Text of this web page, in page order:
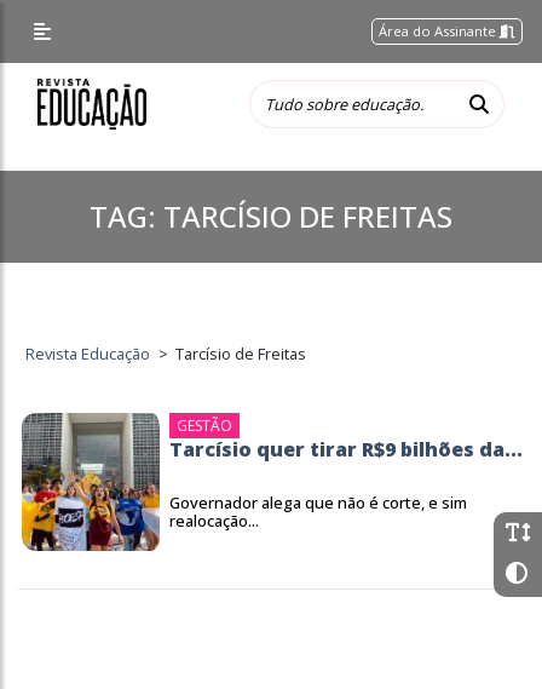
Área do Assinante
TAG: TARCÍSIO DE FREITAS
Revista Educação > Tarcísio de Freitas
GESTÃO
Tarcísio quer tirar R$9 bilhões da...
Governador alega que não é corte, e sim
realocação...